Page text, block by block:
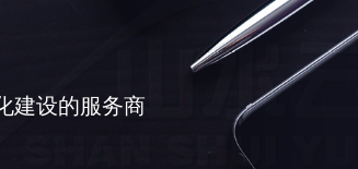
建设的服务商